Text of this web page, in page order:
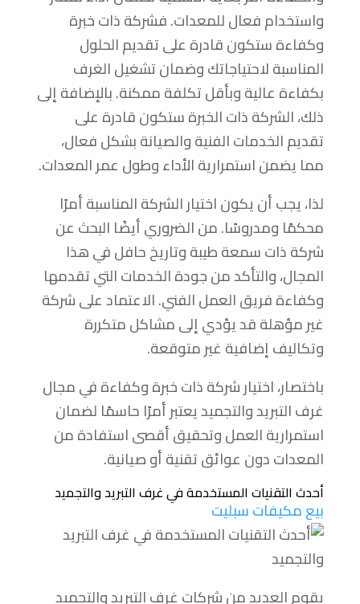
واستخدام فعال للمعدات. فشركة ذات خبرة
وكفاءة ستكون قادرة على تقديم الحلول
المناسبة لاحتياجاتك وضمان تشغيل الغرف
بكفاءة عالية وبأقل تكلفة ممكنة. بالإضافة إلى
ذلك، الشركة ذات الخبرة ستكون قادرة على
تقديم الخدمات الفنية والصيانة بشكل فعال،
مما يضمن استمرارية الأداء وطول عمر المعدات.
لذا، يجب أن يكون اختيار الشركة المناسبة أمرًا
محكمًا ومدروسًا. من الضروري أيضًا البحث عن
شركة ذات سمعة طيبة وتاريخ حافل في هذا
المجال، والتأكد من جودة الخدمات التي تقدمها
وكفاءة فريق العمل الفني. الاعتماد على شركة
غير مؤهلة قد يؤدي إلى مشاكل متكررة
وتكاليف إضافية غير متوقعة.
باختصار، اختيار شركة ذات خبرة وكفاءة في مجال
غرف التبريد والتجميد يعتبر أمرًا حاسمًا لضمان
استمرارية العمل وتحقيق أقصى استفادة من
المعدات دون عوائق تقنية أو صيانية.
أحدث التقنيات المستخدمة في غرف التبريد والتجميد
بيع مكيفات سبليت
يقوم العديد من شركات غرف التبريد والتجميد